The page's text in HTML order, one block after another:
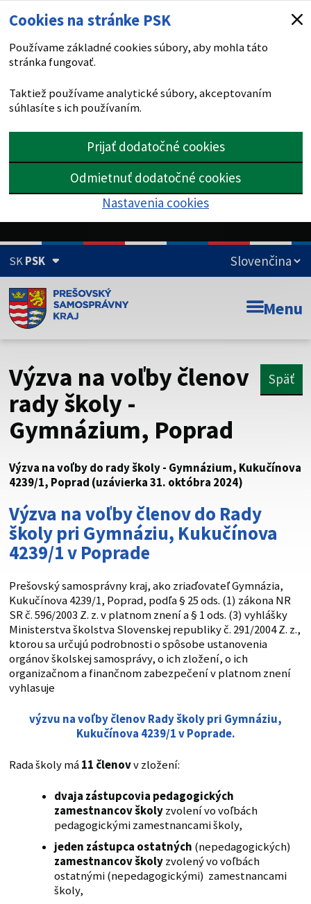
Cookies na stránke PSK
Používame základné cookies súbory, aby mohla táto
stránka fungovať.
Taktiež používame analytické súbory, akceptovaním
súhlasíte s ich používaním.
Prijať dodatočné cookies
Odmietnuť dodatočné cookies
Nastavenia cookies
SKPSK
Doména psk.sk je oficiálna
Toto je oficiálna webová stránka Prešovského
psk.sk.
Táto stránka je zabezpečená
Buďte pozorní a vždy sa uistite, že zdieľate informácie iba
cez zabezpečenú webovú stránku. Zabezpečená stránka
Menu
Výzva na voľby členov
rady školy -
Gymnázium, Poprad
Späť
Výzva na voľby do rady školy - Gymnázium, Kukučínova
4239/1, Poprad (uzávierka 31. októbra 2024)
Výzva na voľby členov do Rady
školy pri Gymnáziu, Kukučínova
4239/1 v Poprade
Prešovský samosprávny kraj, ako zriaďovateľ Gymnázia,
Kukučínova 4239/1, Poprad, podľa § 25 ods. (1) zákona NR
SR č. 596/2003 Z. z. v platnom znení a § 1 ods. (3) vyhlášky
Ministerstva školstva Slovenskej republiky č. 291/2004 Z. z.,
ktorou sa určujú podrobnosti o spôsobe ustanovenia
orgánov školskej samosprávy, o ich zložení, o ich
organizačnom a finančnom zabezpečení v platnom znení
vyhlasuje
výzvu na voľby členovRady školy pri Gymnáziu,
Kukučínova 4239/1 v Poprade.
Rada školy má11 členovv zložení:
dvaja zástupcovia pedagogických
zamestnancov školyzvolení vo voľbách
pedagogickými zamestnancami školy,
jeden zástupca ostatných (nepedagogických)
zamestnancov školyzvolený vo voľbách
ostatnými (nepedagogickými) zamestnancami
školy,